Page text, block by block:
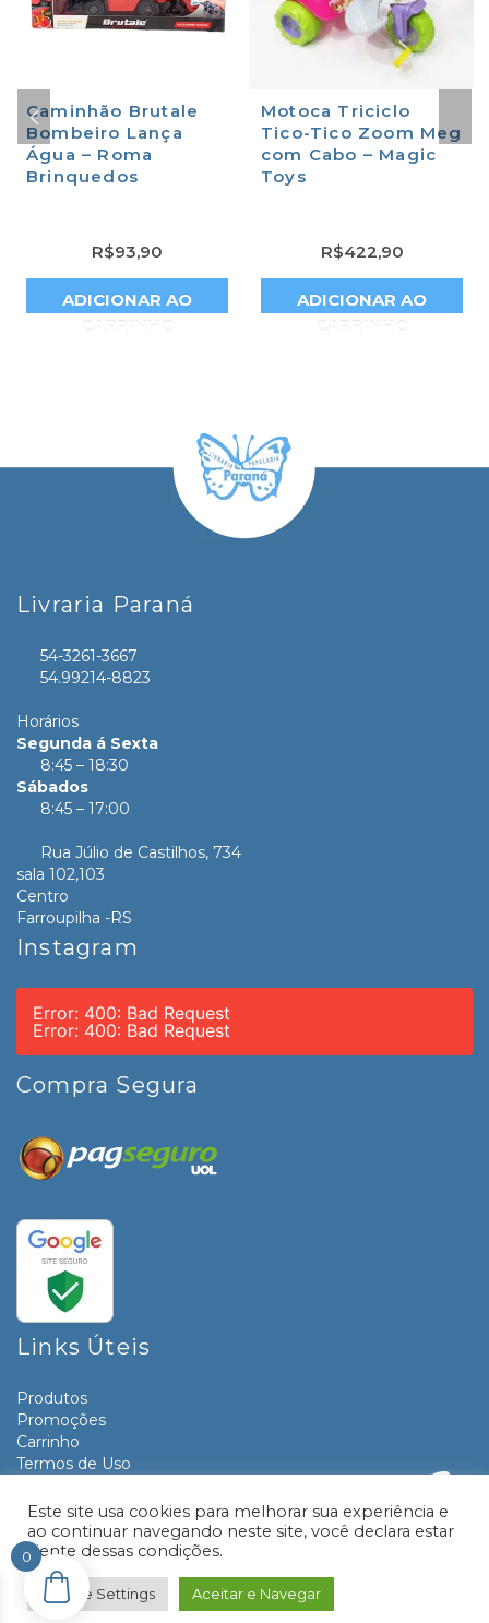
Caminhão Brutale
Bombeiro Lança
Água – Roma
Brinquedos
R$93,90
ADICIONAR AO
CARRINHO
Motoca Triciclo
Tico-Tico Zoom Meg
com Cabo – Magic
Toys
R$422,90
ADICIONAR AO
CARRINHO
Livraria Paraná
54-3261-3667
54.99214-8823
Horários
Segunda á Sexta
8:45 – 18:30
Sábados
8:45 – 17:00
Rua Júlio de Castilhos, 734
sala 102,103
Centro
Farroupilha -RS
Instagram
Error: 400: Bad Request
Error: 400: Bad Request
Compra Segura
Links Úteis
Produtos
Promoções
Carrinho
Termos de Uso
Contato
© 2026 Livraria e Papelaria Paraná | Desenvolvido por:
Este site usa cookies para melhorar sua experiência e
ao continuar navegando neste site, você declara estar
ciente dessas condições.
Cookie Settings Aceitar e Navegar
0